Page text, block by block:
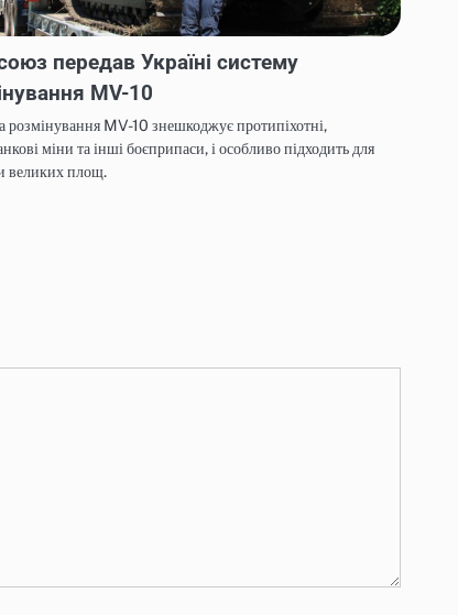
передав Україні систему
MV-10
розмінування MV-10 знешкоджує протипіхотні,
міни та інші боєприпаси, і особливо підходить для
великих площ.